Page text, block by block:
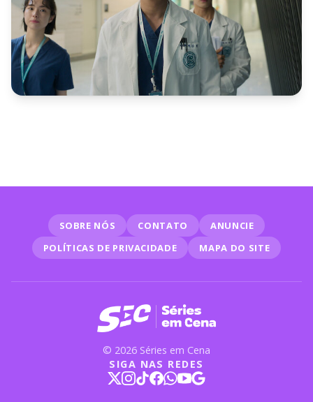
SOBRE NÓS CONTATO
ANUNCIE
POLÍTICAS DE PRIVACIDADE
MAPA DO SITE
© 2026 Séries em Cena
SIGA NAS REDES